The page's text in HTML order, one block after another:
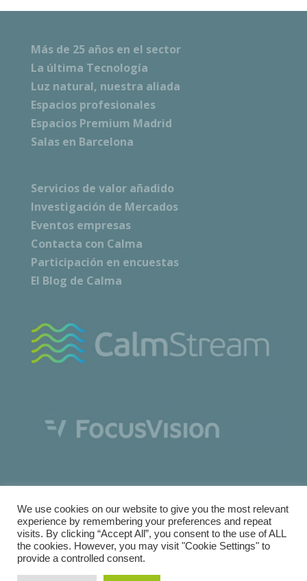
Más de 25 años en el sector
La última Tecnología
Luz natural, nuestra aliada
Espacios profesionales
Espacios Premium Madrid
Salas en Barcelona
Servicios de valor añadido
Investigación de Mercados
Eventos empresas
Contacta con Calma
Participación en encuestas
El Blog de Calma
Copyright © Calma Research & Facilities |
condiciones|Política de Cookies
We use cookies on our website to give you the most relevant
experience by remembering your preferences and repeat
visits. By clicking “Accept All”, you consent to the use of ALL
the cookies. However, you may visit "Cookie Settings" to
provide a controlled consent.